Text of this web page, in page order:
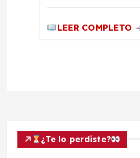
LEER COMPLETO
¿Te lo perdiste?